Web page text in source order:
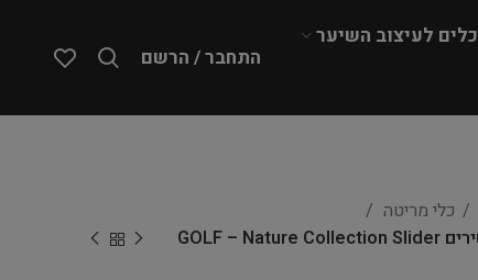
כלים לעיצוב השיער
התחבר / הרשם
כלי מריטה
ARTERO – מסרק להב לכלבים נשירים GOLF – Nature Collection Slider